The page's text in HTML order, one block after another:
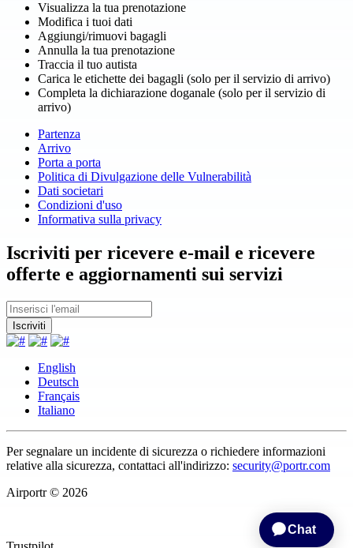
Visualizza la tua prenotazione
Modifica i tuoi dati
Aggiungi/rimuovi bagagli
Annulla la tua prenotazione
Traccia il tuo autista
Carica le etichette dei bagagli (solo per il servizio di arrivo)
Completa la dichiarazione doganale (solo per il servizio di
arrivo)
Partenza
Arrivo
Porta a porta
Politica di Divulgazione delle Vulnerabilità
Dati societari
Condizioni d'uso
Informativa sulla privacy
Iscriviti per ricevere e-mail e ricevere
offerte e aggiornamenti sui servizi
English
Deutsch
Français
Italiano
Per segnalare un incidente di sicurezza o richiedere informazioni
relative alla sicurezza, contattaci all'indirizzo: security@portr.com
Airportr © 2026